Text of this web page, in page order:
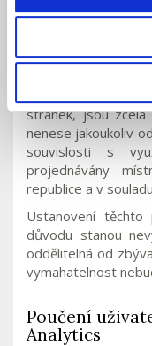
Provozovatele k
Odpovědnost
stránek, jsou
nenese jakoukoliv
souvislosti s
projednávány
republice a v
Ustanovení
důvodu stanou
oddělitelná od
vymahatelnost
Poučení
Analytics